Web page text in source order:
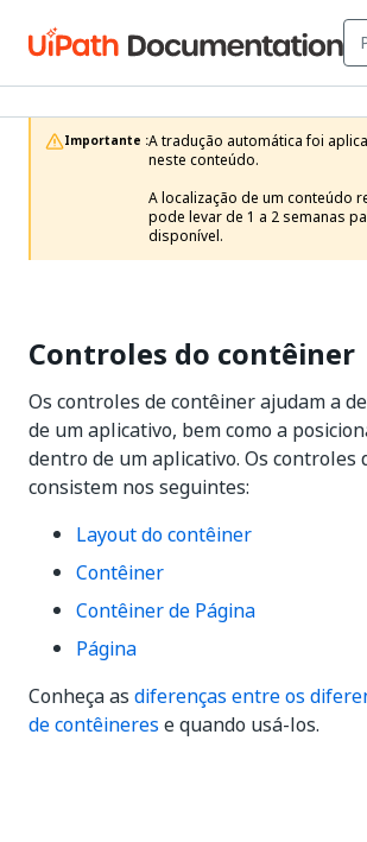
Importante :A tradução automática foi
neste conteúdo.
A localização de um conteúdo
pode levar de 1 a 2 semanas
disponível.
Controles do contêiner
Os controles de contêiner ajudam a
de um aplicativo, bem como a
dentro de um aplicativo. Os controles
consistem nos seguintes:
Layout do contêiner
Contêiner
Contêiner de Página
Página
Conheça as diferenças entre os
de contêineres e quando usá-los.